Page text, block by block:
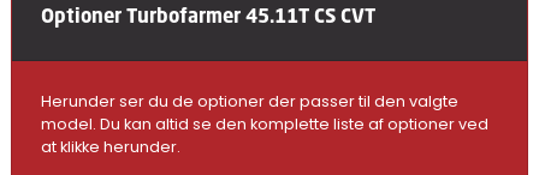
Optioner Turbofarmer 45.11T CS CVT
Herunder ser du de optioner der passer til den valgte
model. Du kan altid se den komplette liste af optioner ved
at klikke herunder.